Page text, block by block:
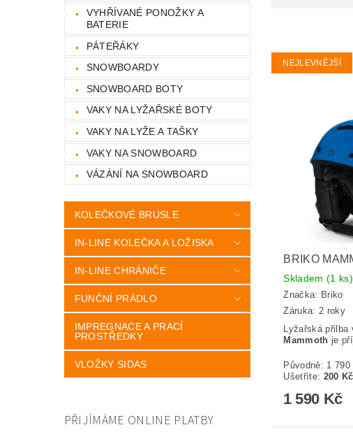
VYHŘÍVANÉ PONOŽKY A
BATERIE
PÁTEŘÁKY
SNOWBOARDY
SNOWBOARD BOTY
VAKY NA LYŽAŘSKÉ BOTY
VAKY NA LYŽE A TAŠKY
VAKY NA SNOWBOARD
VÁZÁNÍ NA SNOWBOARD
KOLEČKOVÉ BRUSLE
IN-LINE KOLEČKA A LOŽISKA
IN-LINE CHRÁNIČE
FUNČNÍ PRÁDLO
IMPREGNACE A PRACÍ
PROSTŘEDKY
VLOŽKY SIDAS
PŘIJÍMÁME ONLINE PLATBY
NEJLEVNĚJŠÍ
BRIKO
Skladem (1 ks)
Značka: Briko
Záruka: 2 roky
Lyžařská
Mammoth je
Původně: 1 790
Ušetříte: 200
1 590 Kč